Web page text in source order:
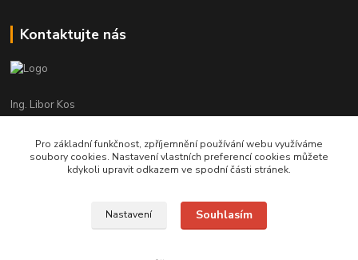
Kontaktujte nás
Ing. Libor Kos
+420 601 555 225
(Po-Pá: 8-17:00 hod.)
info@infrasystemy.cz
Pro základní funkčnost, zpříjemnění používání webu využíváme
soubory cookies. Nastavení vlastních preferencí cookies můžete
kdykoli upravit odkazem ve spodní části stránek.
Nastavení Souhlasím